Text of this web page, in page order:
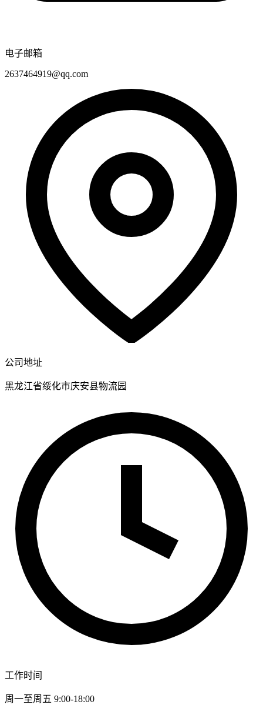
电子邮箱
2637464919@qq.com
公司地址
黑龙江省绥化市庆安县物流园
工作时间
周一至周五 9:00-18:00